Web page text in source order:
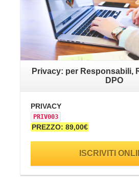
Privacy: per Responsabili,
DPO
PRIVACY
PRIV003
PREZZO: 89,00€
ISCRIVITI